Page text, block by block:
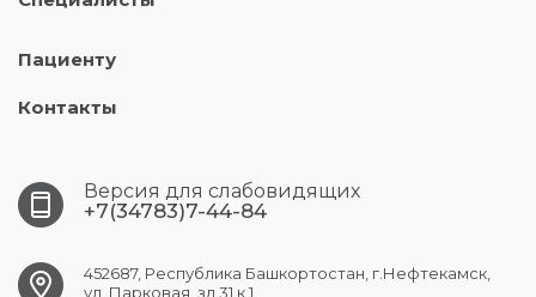
Пациенту
Контакты
Версия для слабовидящих
+7(34783)7-44-84
452687, Республика Башкортостан, г.Нефтекамск,
ул. Парковая, зд.31 к.1